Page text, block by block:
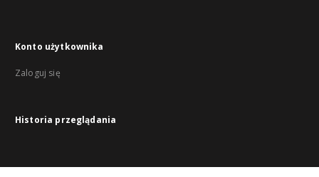
Konto użytkownika
Zaloguj się
Historia przeglądania